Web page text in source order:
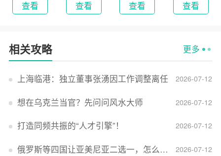
查看 查看 查看 查看
相关攻略 更多
2026-07-12
上海临港：独立董事张湧因工作调整离任
2026-07-12
想在乌克兰当官？先问问风水大师
2026-07-12
打造同频共振的“人才引擎”！
2026-07-12
俄罗斯等四国让亚美尼亚二选一，怎么回事？